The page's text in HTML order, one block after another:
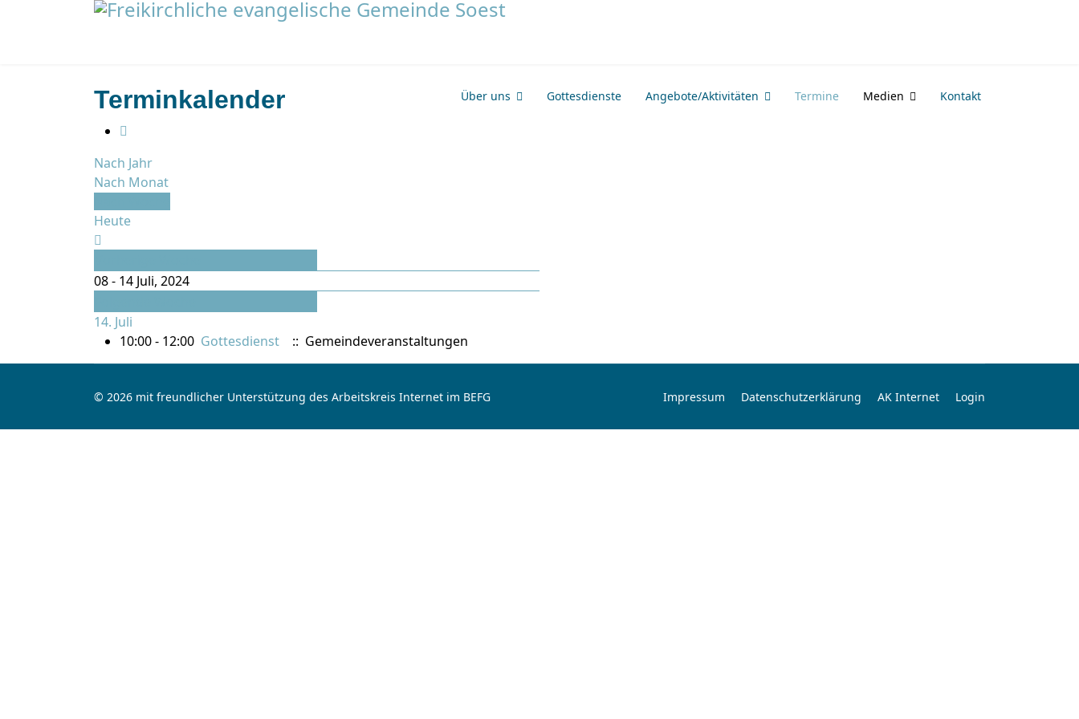
Über uns Gottesdienste Angebote/Aktivitäten Termine Medien Kontakt
Terminkalender
Nach Jahr
Nach Monat
Heute
08 - 14 Juli, 2024
14. Juli
10:00 - 12:00 Gottesdienst :: Gemeindeveranstaltungen
© 2026 mit freundlicher Unterstützung des Arbeitskreis Internet im BEFG Impressum Datenschutzerklärung AK Internet Login